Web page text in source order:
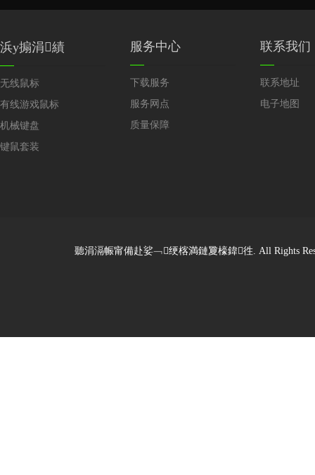
浜у搧涓績
无线鼠标
有线游戏鼠标
机械键盘
键鼠套装
服务中心
下载服务
服务网点
质量保障
联系我们
联系地址
电子地图
聽涓滆帪甯備赴娑﹁绠楁満鏈夐檺鍏徃. All Rights